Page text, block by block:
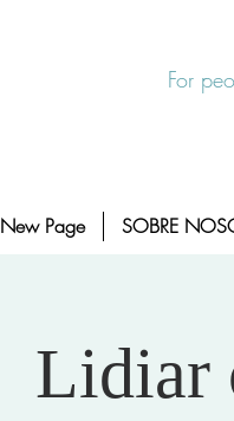
For
New Page SOBRE
Lidiar